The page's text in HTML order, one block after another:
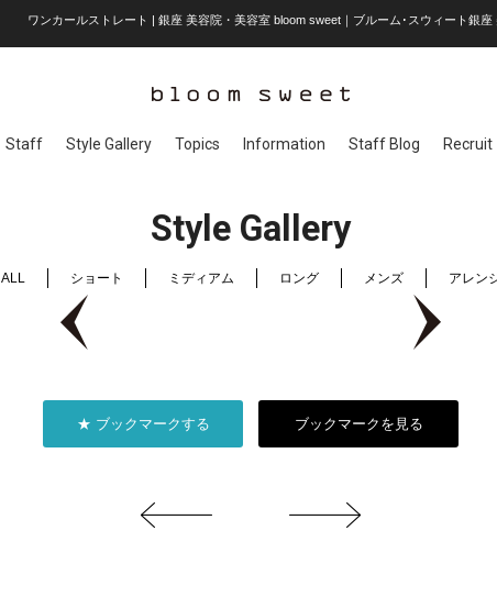
ワンカールストレート | 銀座 美容院・美容室 bloom sweet｜ブルーム･スウィート銀
Staff Style Gallery Topics Information Staff Blog Recruit
Style Gallery
ALL ショート ミディアム ロング メンズ アレン
★ ブックマークする ブックマークを見る